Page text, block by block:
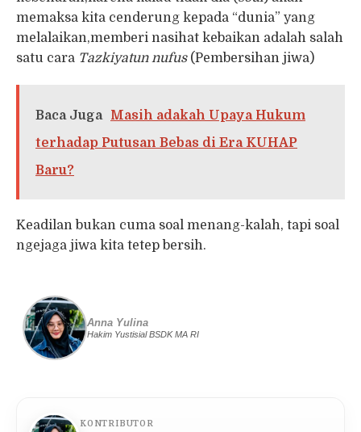
memaksa kita cenderung kepada “dunia” yang
melalaikan,memberi nasihat kebaikan adalah salah
satu cara Tazkiyatun nufus(Pembersihan jiwa)
Baca Juga
Masih adakah Upaya Hukum
terhadap Putusan Bebas di Era KUHAP
Baru?
Keadilan bukan cuma soal menang-kalah, tapi soal
ngejaga jiwa kita tetep bersih.
Anna Yulina
Hakim Yustisial BSDK MA RI
KONTRIBUTOR